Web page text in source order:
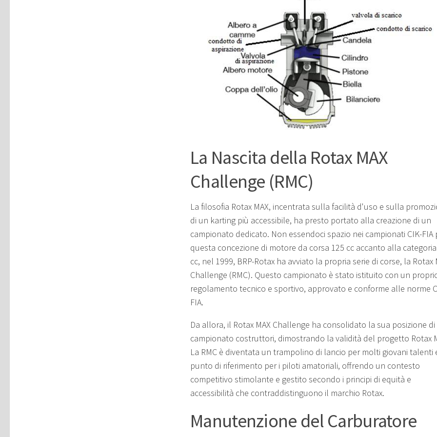
La Nascita della Rotax MAX
Challenge (RMC)
La filosofia Rotax MAX, incentrata sulla facilità d'uso e sulla
di un karting più accessibile, ha presto portato alla creazione di un
campionato dedicato. Non essendoci spazio nei campionati CIK-FIA
questa concezione di motore da corsa 125 cc accanto alla
cc, nel 1999, BRP-Rotax ha avviato la propria serie di corse, la Rotax
Challenge (RMC). Questo campionato è stato istituito con un
regolamento tecnico e sportivo, approvato e conforme alle norme
FIA.
Da allora, il Rotax MAX Challenge ha consolidato la sua posizione di
campionato costruttori, dimostrando la validità del progetto Rotax
La RMC è diventata un trampolino di lancio per molti giovani talenti
punto di riferimento per i piloti amatoriali, offrendo un contesto
competitivo stimolante e gestito secondo i principi di equità e
accessibilità che contraddistinguono il marchio Rotax.
Manutenzione del Carburatore